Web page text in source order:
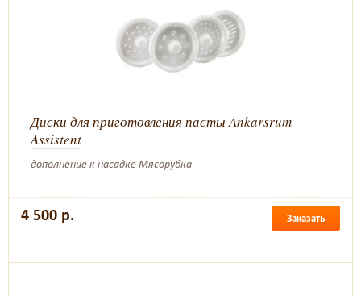
Диски для приготовления пасты Ankarsrum
Assistent
дополнение к насадке Мясорубка
4 500 р. Заказать